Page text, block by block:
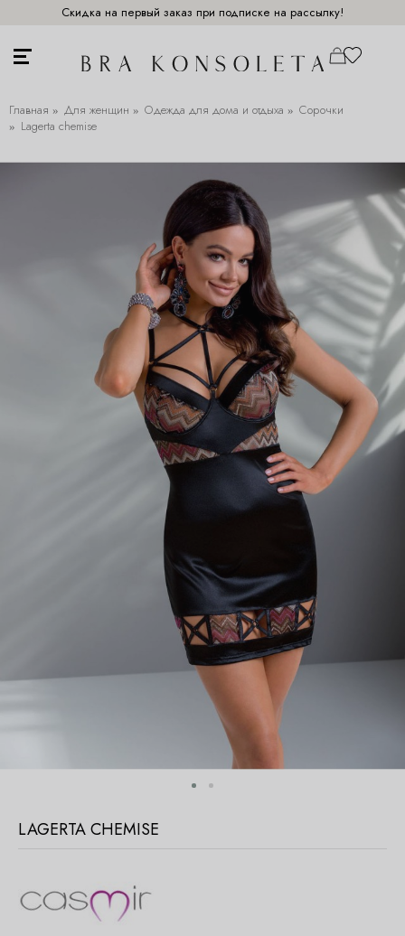
Скидка на первый заказ при подписке на рассылку!
Главная Для женщин Одежда для дома и отдыха
Сорочки
Lagerta chemise
LAGERTA CHEMISE